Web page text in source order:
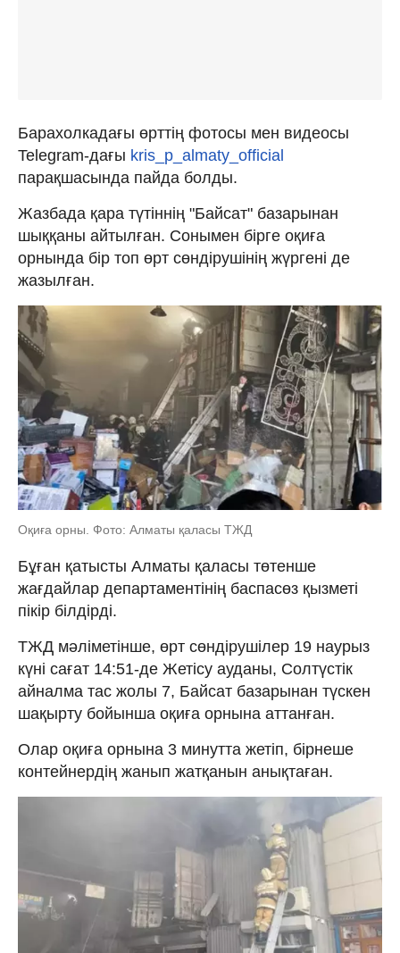
Барахолкадағы өрттің фотосы мен видеосы
Telegram-дағы kris_p_almaty_official
парақшасында пайда болды.
Жазбада қара түтіннің "Байсат" базарынан
шыққаны айтылған. Сонымен бірге оқиға
орнында бір топ өрт сөндірушінің жүргені де
жазылған.
Оқиға орны. Фото: Алматы қаласы ТЖД
Бұған қатысты Алматы қаласы төтенше
жағдайлар департаментінің баспасөз қызметі
пікір білдірді.
ТЖД мәліметінше, өрт сөндірушілер 19 наурыз
күні сағат 14:51-де Жетісу ауданы, Солтүстік
айналма тас жолы 7, Байсат базарынан түскен
шақырту бойынша оқиға орнына аттанған.
Олар оқиға орнына 3 минутта жетіп, бірнеше
контейнердің жанып жатқанын анықтаған.